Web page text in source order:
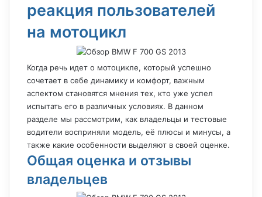
реакция пользователей
на мотоцикл
Когда речь идет о мотоцикле, который успешно
сочетает в себе динамику и комфорт, важным
аспектом становятся мнения тех, кто уже успел
испытать его в различных условиях. В данном
разделе мы рассмотрим, как владельцы и тестовые
водители восприняли модель, её плюсы и минусы, а
также какие особенности выделяют в своей оценке.
Общая оценка и отзывы
владельцев